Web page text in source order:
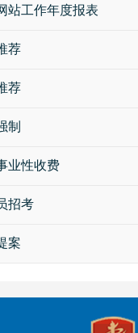
站工作年度报表
荐
荐
制
业性收费
招考
案